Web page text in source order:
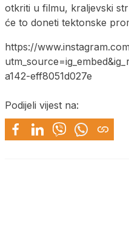
otkriti u filmu, kraljevski
će to doneti tektonske
https://
a142-eff8051d027e
Podijeli vijest na: